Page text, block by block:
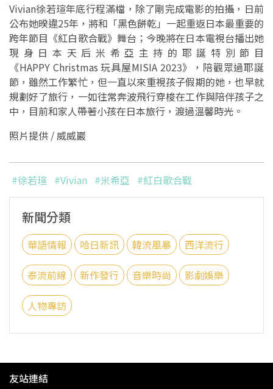
Vivian徐若瑄年底行程滿檔，除了剛完成電影的拍攝，日前
公布她暌違25年，將和「黑色餅乾」一起重返日本最重要的
跨年節目《紅白歌合戰》舞台；今晚將在日本電視台播出她
現身日本天后米希亞主持的耶誕特別節目
《HAPPY Christmas 玩具屋MISIA 2023》，陪觀眾過耶誕
節，雖然工作繁忙，但一直以來重視孩子假期的她，也早就
規劃好了旅行，一如往常奔波飛行穿梭在工作與陪伴孩子之
中，目前和家人帶著小孩在日本旅行，渡過溫馨時光。
照片提供 / 威威巖
#徐若瑄 #Vivian #米希亞 #紅白歌合戰
新聞分類
華語情報 哈日新訊 韓流風暴 西洋流行
泰流前線 新作發行 音樂時尚 影劇娛樂
人物專訪
友站連結